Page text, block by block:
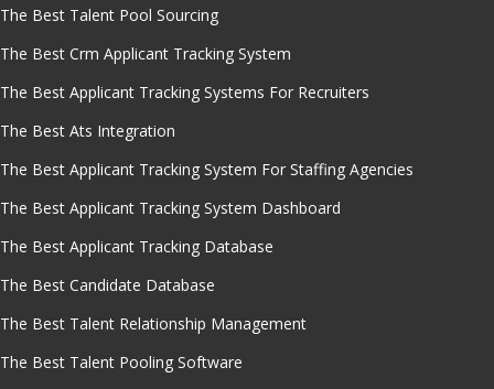
The Best Talent Pool Sourcing
The Best Crm Applicant Tracking System
The Best Applicant Tracking Systems For Recruiters
The Best Ats Integration
The Best Applicant Tracking System For Staffing Agencies
The Best Applicant Tracking System Dashboard
The Best Applicant Tracking Database
The Best Candidate Database
The Best Talent Relationship Management
The Best Talent Pooling Software